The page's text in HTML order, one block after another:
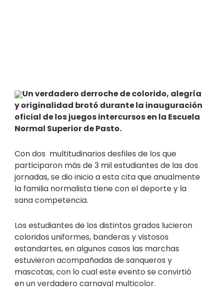
Un verdadero derroche de colorido, alegría
y originalidad brotó durante la inauguración
oficial de los juegos intercursos en la Escuela
Normal Superior de Pasto.
Con dos multitudinarios desfiles de los que
participaron más de 3 mil estudiantes de las dos
jornadas, se dio inicio a esta cita que anualmente
la familia normalista tiene con el deporte y la
sana competencia.
Los estudiantes de los distintos grados lucieron
coloridos uniformes, banderas y vistosos
estandartes, en algunos casos las marchas
estuvieron acompañadas de sanqueros y
mascotas, con lo cual este evento se convirtió
en un verdadero carnaval multicolor.